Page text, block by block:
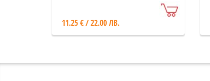
11.25 € / 22.00 ЛВ.